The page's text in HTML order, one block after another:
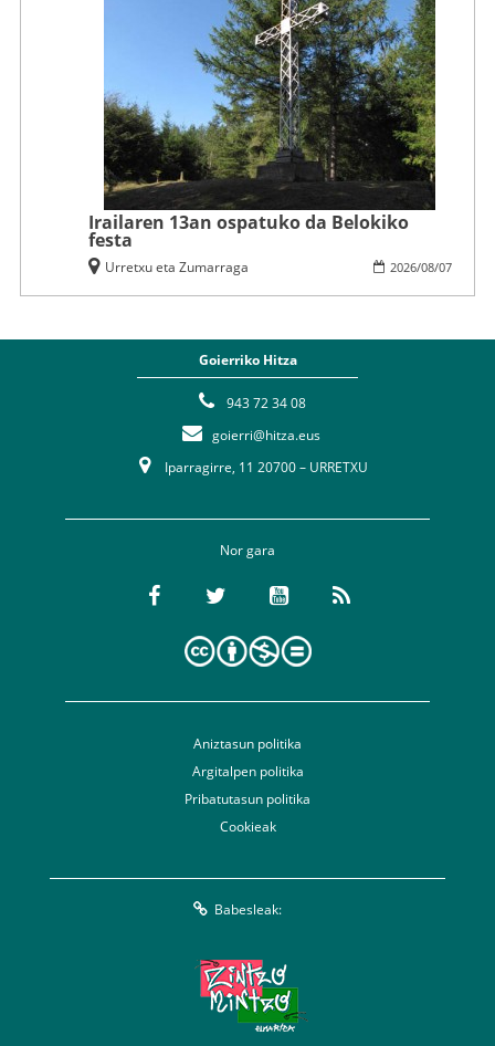
Irailaren 13an ospatuko da Belokiko
festa
2026/08/07
Urretxu eta Zumarraga
Goierriko Hitza
943 72 34 08
goierri@hitza.eus
Iparragirre, 11 20700 – URRETXU
Nor gara
Aniztasun politika
Argitalpen politika
Pribatutasun politika
Cookieak
Babesleak: